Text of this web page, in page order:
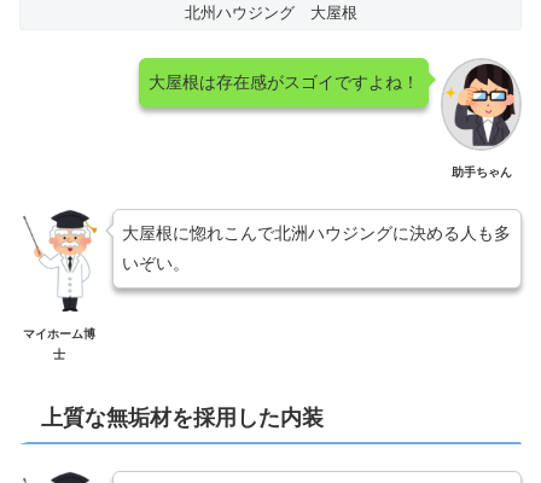
北州ハウジング 大屋根
助手ちゃん
大屋根は存在感がスゴイですよね！
マイホーム博
士
大屋根に惚れこんで北洲ハウジングに決める人も多
いぞい。
上質な無垢材を採用した内装